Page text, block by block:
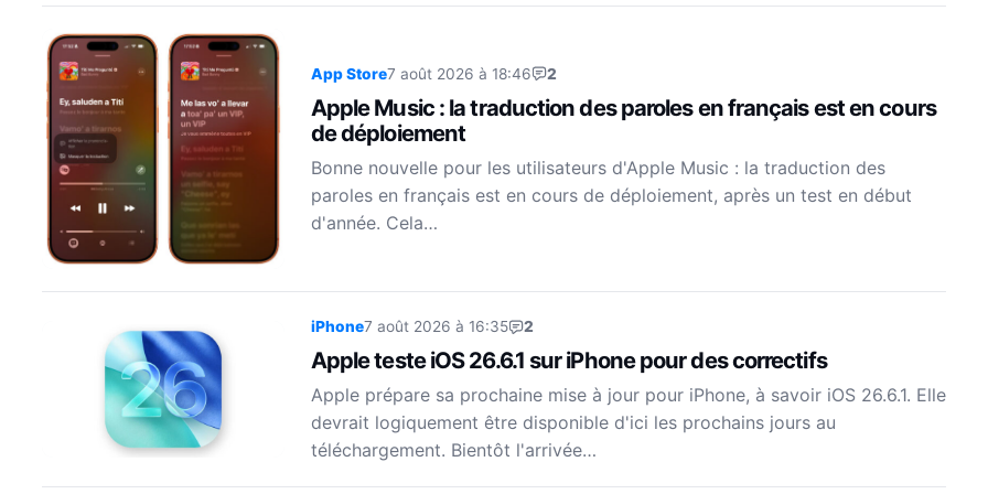
App Store7 août 2026 à 18:46 2
Apple Music : la traduction des paroles en français est en cours
de déploiement
Bonne nouvelle pour les utilisateurs d'Apple Music : la traduction des
paroles en français est en cours de déploiement, après un test en début
d'année. Cela…
iPhone7 août 2026 à 16:35 2
Apple teste iOS 26.6.1 sur iPhone pour des correctifs
Apple prépare sa prochaine mise à jour pour iPhone, à savoir iOS 26.6.1. Elle
devrait logiquement être disponible d'ici les prochains jours au
téléchargement. Bientôt l'arrivée…